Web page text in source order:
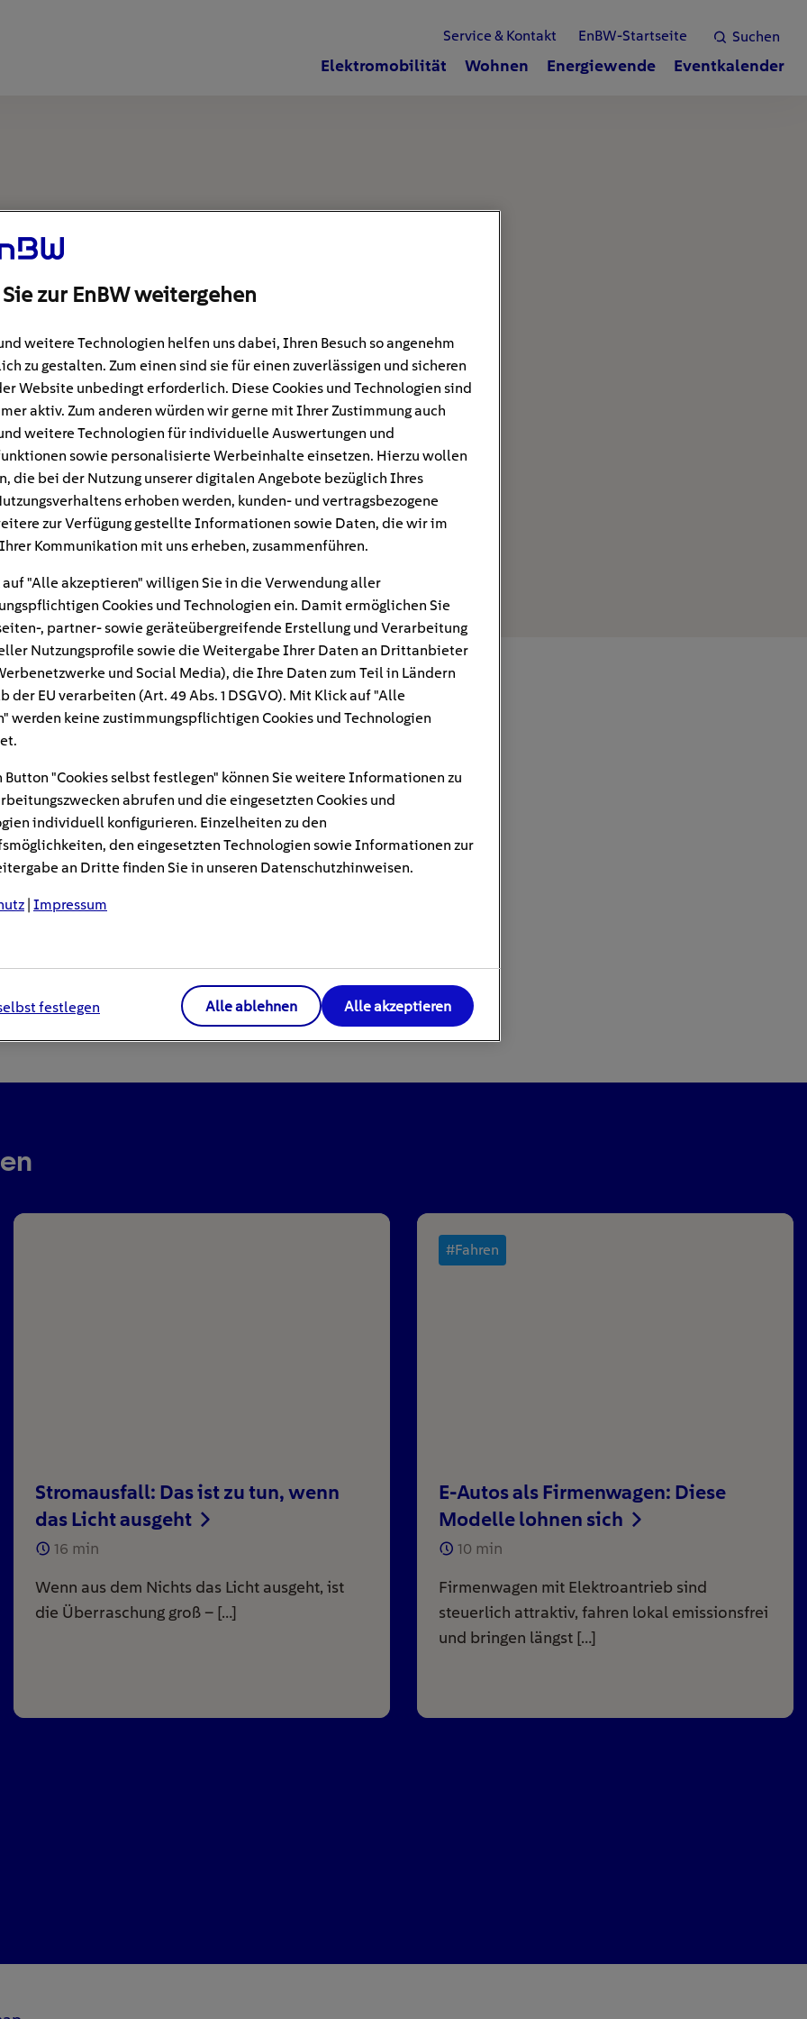
Suchen
Service & Kontakt EnBW-Startseite
Elektromobilität Wohnen Energiewende Eventkalender
#
badezimmer
Stromausfall: Das ist zu tun, wenn
das Licht ausgeht
16 min
Wenn aus dem Nichts das Licht ausgeht, ist
die Überraschung groß – […]
#Fahren
E-Autos als Firmenwagen: Diese
Modelle lohnen sich
10 min
Firmenwagen mit Elektroantrieb sind
steuerlich attraktiv, fahren lokal emissionsfrei
und bringen längst […]
zur EnBW weitergehen
weitere Technologien helfen uns dabei, Ihren Besuch so angenehm
zu gestalten. Zum einen sind sie für einen zuverlässigen und sicheren
Website unbedingt erforderlich. Diese Cookies und Technologien sind
aktiv. Zum anderen würden wir gerne mit Ihrer Zustimmung auch
weitere Technologien für individuelle Auswertungen und
sowie personalisierte Werbeinhalte einsetzen. Hierzu wollen
die bei der Nutzung unserer digitalen Angebote bezüglich Ihres
erhoben werden, kunden- und vertragsbezogene
zur Verfügung gestellte Informationen sowie Daten, die wir im
Kommunikation mit uns erheben, zusammenführen.
"Alle akzeptieren" willigen Sie in die Verwendung aller
Cookies und Technologien ein. Damit ermöglichen Sie
, partner- sowie geräteübergreifende Erstellung und Verarbeitung
Nutzungsprofile sowie die Weitergabe Ihrer Daten an Drittanbieter
und Social Media), die Ihre Daten zum Teil in Ländern
der EU verarbeiten (Art. 49 Abs. 1 DSGVO). Mit Klick auf "Alle
werden keine zustimmungspflichtigen Cookies und Technologien
Button "Cookies selbst festlegen" können Sie weitere Informationen zu
abrufen und die eingesetzten Cookies und
individuell konfigurieren. Einzelheiten zu den
den eingesetzten Technologien sowie Informationen zur
an Dritte finden Sie in unseren Datenschutzhinweisen.
| Impressum
festlegen Alle ablehnen Alle akzeptieren